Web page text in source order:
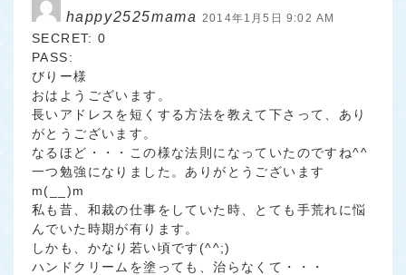
happy2525mama 2014年1月5日 9:02 AM
SECRET: 0
PASS:
びりー様
おはようございます。
長いアドレスを短くする方法を教えて下さって、あり
がとうございます。
なるほど・・・この様な法則になっていたのですね^^
一つ勉強になりました。ありがとうございます
m(__)m
私も昔、和裁の仕事をしていた時、とても手荒れに悩
んでいた時期が有ります。
しかも、かなり若い頃です(^^;)
ハンドクリームを塗っても、治らなくて・・・